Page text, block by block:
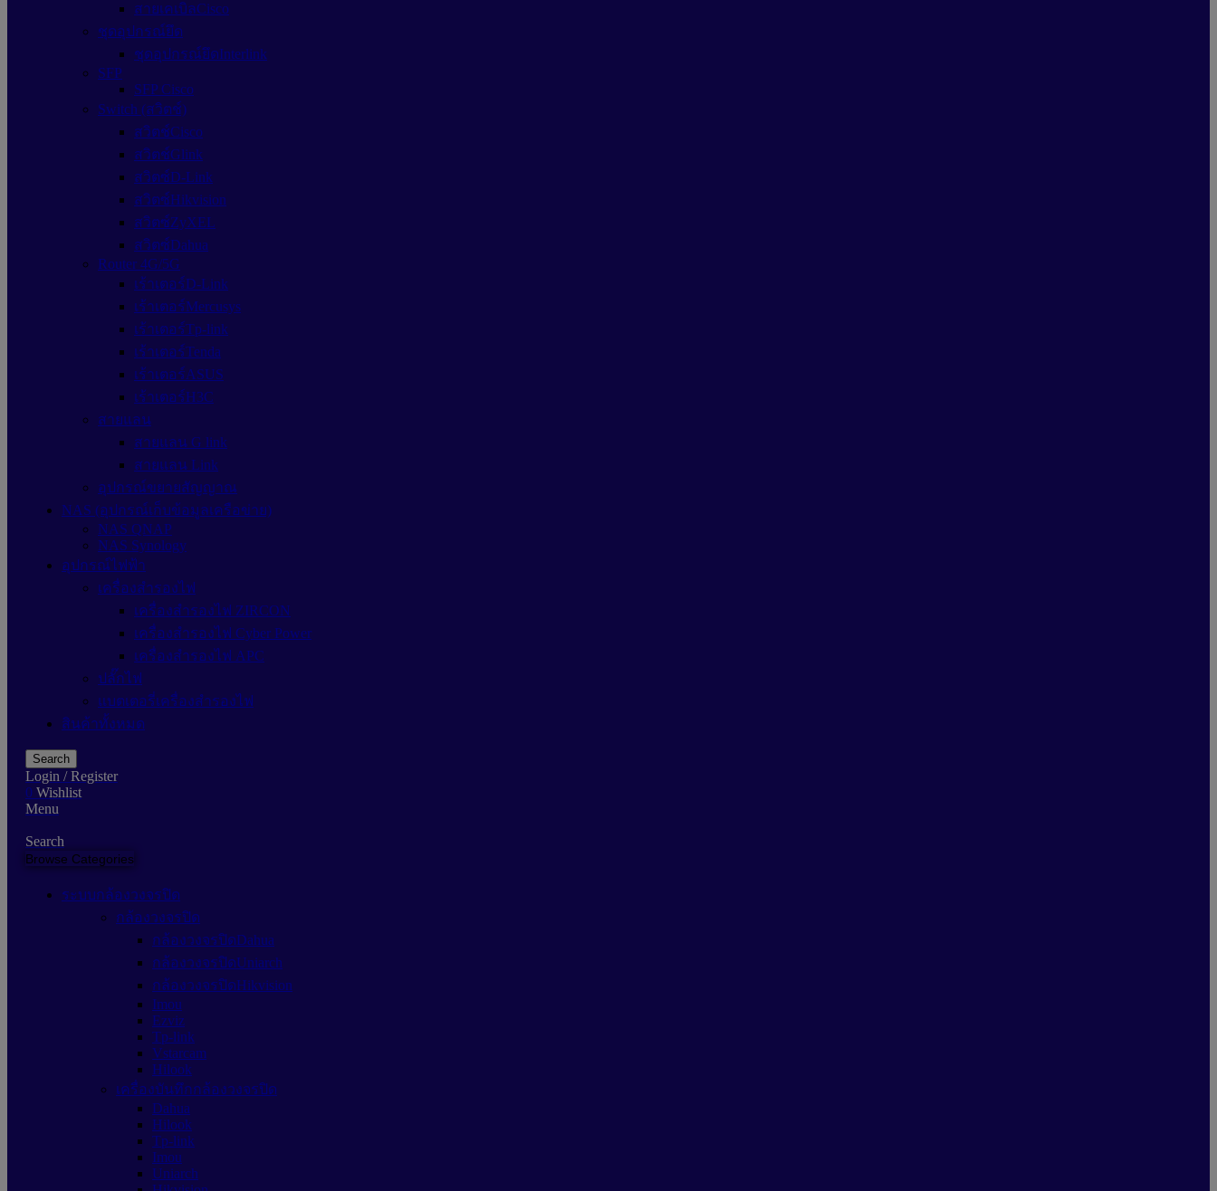
สายเคเบิลCisco
ชุดอุปกรณ์ยึด
ชุดอุปกรณ์ยึดInterlink
SFP
SFP Cisco
Switch (สวิตช์)
สวิตช์Cisco
สวิตช์Glink
สวิตซ์D-Link
สวิตซ์Hikvision
สวิตซ์ZyXEL
สวิตซ์Dahua
Router 4G/5G
เร้าเตอร์D-Link
เร้าเตอร์Mercusys
เร้าเตอร์Tp-link
เร้าเตอร์Tenda
เร้าเตอร์ASUS
เร้าเตอร์H3C
สายแลน
สายแลน G link
สายแลน Link
อุปกรณ์ขยายสัญญาณ
NAS (อุปกรณ์เก็บข้อมูลเครือข่าย)
NAS QNAP
NAS Synology
อุปกรณ์ไฟฟ้า
เครื่องสำรองไฟ
เครื่องสำรองไฟ ZIRCON
เครื่องสำรองไฟ Cyber Power
เครื่องสำรองไฟ APC
ปลั๊กไฟ
แบตเตอรี่เครื่องสำรองไฟ
สินค้าทั้งหมด
Search
Login / Register
0 Wishlist
Menu
Search
Browse Categories
ระบบกล้องวงจรปิด
กล้องวงจรปิด
กล้องวงจรปิดDahua
กล้องวงจรปิดUniarch
กล้องวงจรปิดHikvision
Imou
Ezviz
Tp-link
Vstarcam
Hilook
เครื่องบันทึกกล้องวงจรปิด
Dahua
Hilook
Tp-link
Imou
Uniarch